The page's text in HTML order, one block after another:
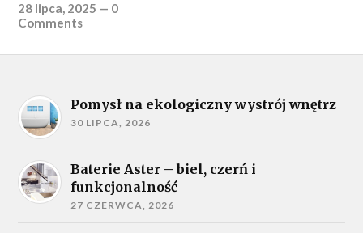
28 lipca, 2025 — 0
Comments
Pomysł na ekologiczny wystrój wnętrz
30 LIPCA, 2026
Baterie Aster – biel, czerń i
funkcjonalność
27 CZERWCA, 2026